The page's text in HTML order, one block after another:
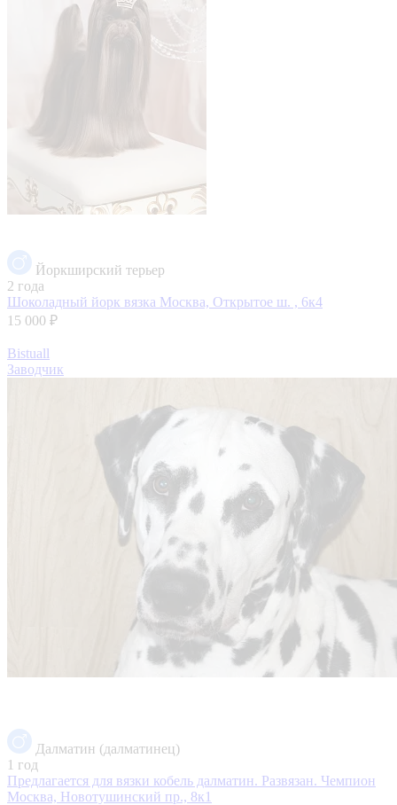
Йоркширский терьер
2 года
Шоколадный йорк вязка Москва, Открытое ш. , 6к4
15 000 ₽
Bistuall
Заводчик
Далматин (далматинец)
1 год
Предлагается для вязки кобель далматин. Развязан. Чемпион
Москва, Новотушинский пр., 8к1